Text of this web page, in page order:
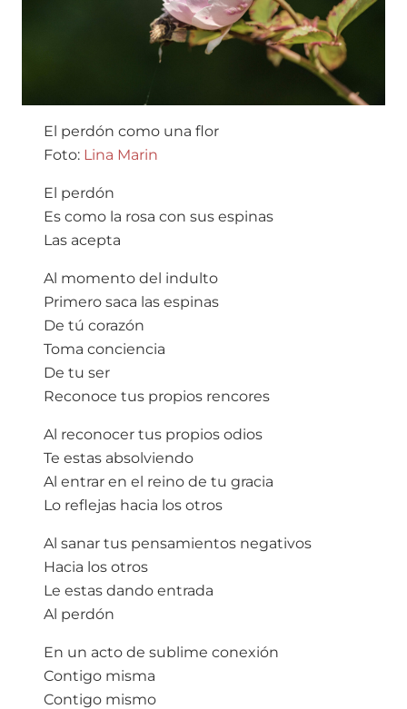
El perdón como una flor
Foto: Lina Marin
El perdón
Es como la rosa con sus espinas
Las acepta
Al momento del indulto
Primero saca las espinas
De tú corazón
Toma conciencia
De tu ser
Reconoce tus propios rencores
Al reconocer tus propios odios
Te estas absolviendo
Al entrar en el reino de tu gracia
Lo reflejas hacia los otros
Al sanar tus pensamientos negativos
Hacia los otros
Le estas dando entrada
Al perdón
En un acto de sublime conexión
Contigo misma
Contigo mismo